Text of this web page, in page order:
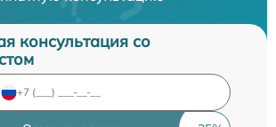
консультация со